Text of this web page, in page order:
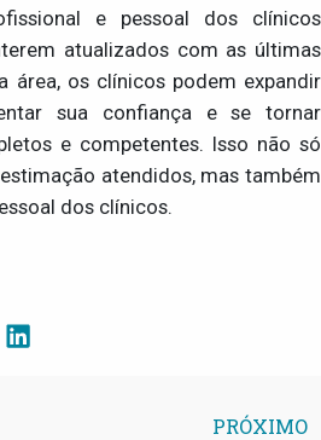
e pessoal dos clínicos
atualizados com as últimas
área, os clínicos podem expandir
sua confiança e se tornar
e competentes. Isso não só
atendidos, mas também
dos clínicos.
PRÓXIMO